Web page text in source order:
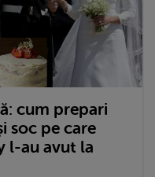
cum prepari
soc pe care
l-au avut la